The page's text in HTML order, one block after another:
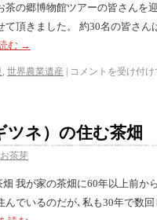
茶の郷博物館ツアーの皆さんを
頂きました。 約30名の皆さ
む →
, 世界農業遺産 コメントを受け付
ツネ）の住む茶畑
お茶芽
我が家の茶畑に60年以上前か
んでいるのだが､私も30年で数